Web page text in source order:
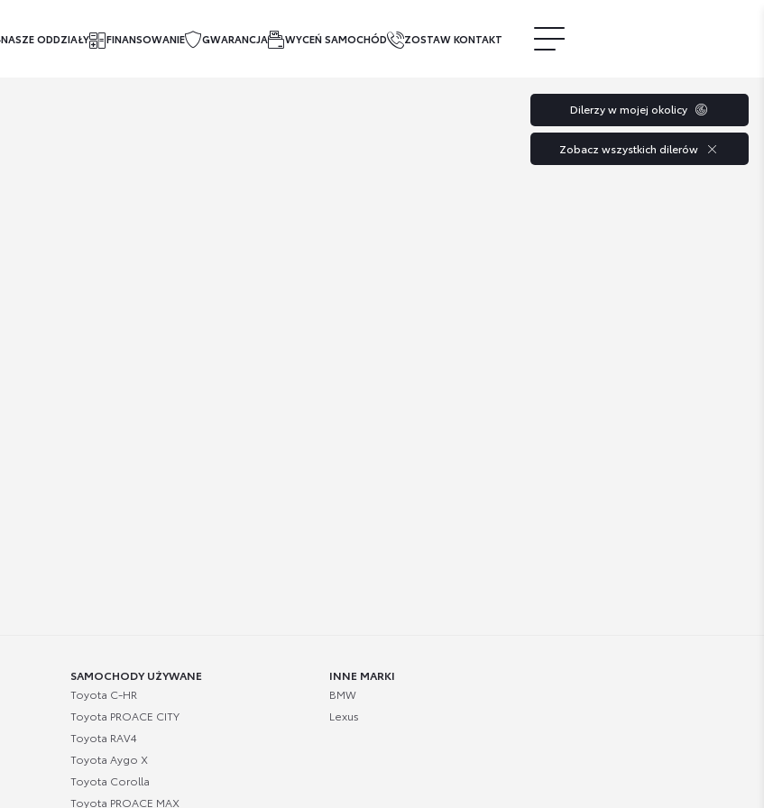
NASZE ODDZIAŁY FINANSOWANIE GWARANCJA WYCEŃ SAMOCHÓD ZOSTAW KONTAKT
Dilerzy w mojej okolicy
Zobacz wszystkich dilerów
SAMOCHODY UŻYWANE
Toyota C-HR
Toyota PROACE CITY
Toyota RAV4
Toyota Aygo X
Toyota Corolla
Toyota PROACE MAX
INNE MARKI
BMW
Lexus